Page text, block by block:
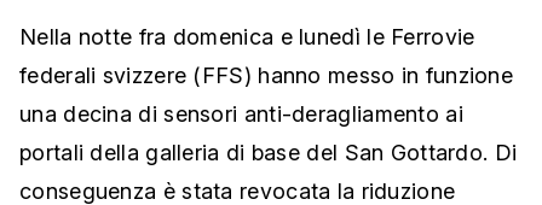
Nella notte fra domenica e lunedì le Ferrovie
federali svizzere (FFS) hanno messo in funzione
una decina di sensori anti-deragliamento ai
portali della galleria di base del San Gottardo. Di
conseguenza è stata revocata la riduzione